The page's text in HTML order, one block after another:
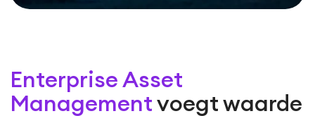
Enterprise Asset
Management voegt waarde